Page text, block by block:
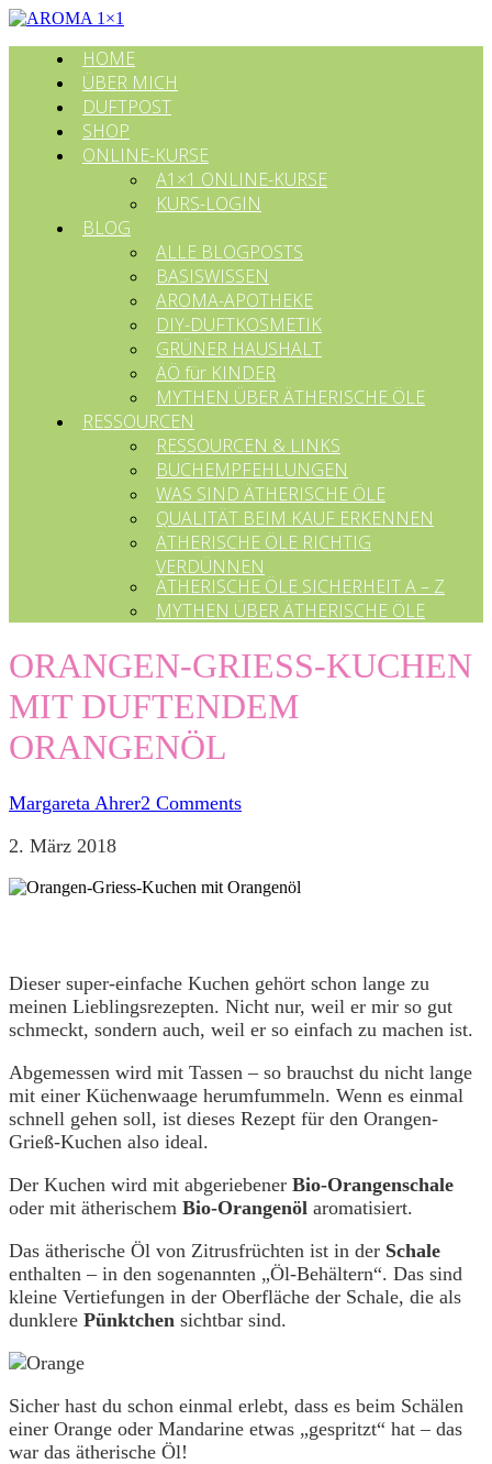
HOME
ÜBER MICH
DUFTPOST
SHOP
ONLINE-KURSE
A1×1 ONLINE-KURSE
KURS-LOGIN
BLOG
ALLE BLOGPOSTS
BASISWISSEN
AROMA-APOTHEKE
DIY-DUFTKOSMETIK
GRÜNER HAUSHALT
ÄÖ für KINDER
MYTHEN ÜBER ÄTHERISCHE ÖLE
RESSOURCEN
RESSOURCEN & LINKS
BUCHEMPFEHLUNGEN
WAS SIND ÄTHERISCHE ÖLE
QUALITÄT BEIM KAUF ERKENNEN
ÄTHERISCHE ÖLE RICHTIG
VERDÜNNEN
ÄTHERISCHE ÖLE SICHERHEIT A – Z
MYTHEN ÜBER ÄTHERISCHE ÖLE
ORANGEN-GRIESS-KUCHEN
MIT DUFTENDEM
ORANGENÖL
Margareta Ahrer2 Comments
2. März 2018
Dieser super-einfache Kuchen gehört schon lange zu
meinen Lieblingsrezepten. Nicht nur, weil er mir so gut
schmeckt, sondern auch, weil er so einfach zu machen ist.
Abgemessen wird mit Tassen – so brauchst du nicht lange
mit einer Küchenwaage herumfummeln. Wenn es einmal
schnell gehen soll, ist dieses Rezept für den Orangen-
Grieß-Kuchen also ideal.
Der Kuchen wird mit abgeriebener Bio-Orangenschale
oder mit ätherischem Bio-Orangenöl aromatisiert.
Das ätherische Öl von Zitrusfrüchten ist in der Schale
enthalten – in den sogenannten „Öl-Behältern“. Das sind
kleine Vertiefungen in der Oberfläche der Schale, die als
dunklere Pünktchen sichtbar sind.
Sicher hast du schon einmal erlebt, dass es beim Schälen
einer Orange oder Mandarine etwas „gespritzt“ hat – das
war das ätherische Öl!